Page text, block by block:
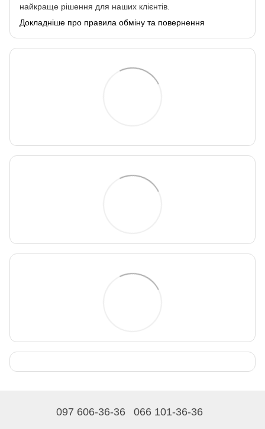
найкраще рішення для наших клієнтів.
Докладніше про правила обміну та повернення
097 606-36-36 066 101-36-36